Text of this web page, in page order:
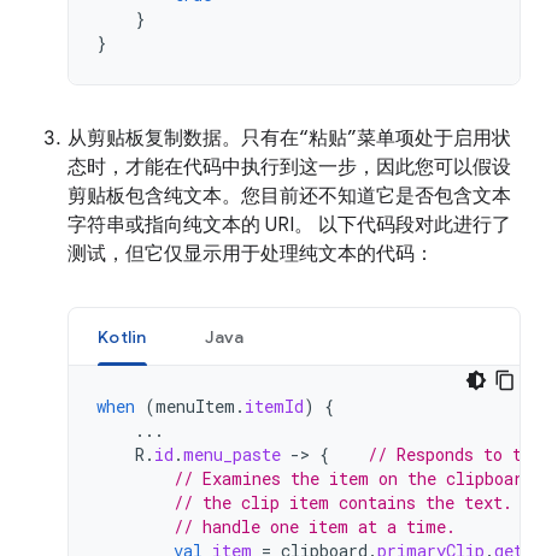
}
}
从剪贴板复制数据。只有在“粘贴”菜单项处于启用状
态时，才能在代码中执行到这一步，因此您可以假设
剪贴板包含纯文本。您目前还不知道它是否包含文本
字符串或指向纯文本的 URI。 以下代码段对此进行了
测试，但它仅显示用于处理纯文本的代码：
Kotlin Java
when (menuItem . itemId)
{
...
R . id .menu_paste -> {
// Responds to
// Examines the item on the
// the clip item contains the text.
// handle one item at a time.
val item = clipboard .primaryClip .